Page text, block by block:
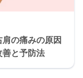
肩の痛みの原因
善と予防法